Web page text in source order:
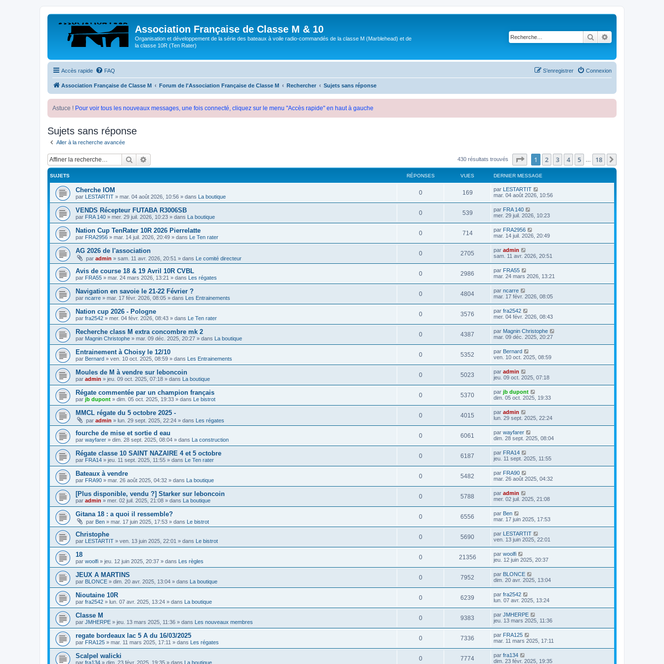
Association Française de Classe M & 10
Organisation et développement de la série des bateaux à voile radio-commandés de la classe M (Marblehead) et de
la classe 10R (Ten Rater)
Rechercher
Accès rapide FAQ Connexion
S’enregistrer
Association Française de Classe M Forum de l'Association Française de Classe M Rechercher Sujets sans réponse
Astuce ! Pour voir tous les nouveaux messages, une fois connecté, cliquez sur le menu "Accès rapide" en haut à gauche
Sujets sans réponse
Aller à la recherche avancée
Rechercher 430 résultats trouvés Page sur18
1 2 3 4 5 18
SUJETS RÉPONSES VUES DERNIER MESSAGE
Cherche IOM
par LESTARTIT » mar. 04 août 2026, 10:56 » dans La boutique
0 169 par LESTARTIT
mar. 04 août 2026, 10:56
VENDS Récepteur FUTABA R3006SB
par FRA 140 » mer. 29 juil. 2026, 10:23 » dans La boutique
0 539 par FRA 140
mer. 29 juil. 2026, 10:23
Nation Cup TenRater 10R 2026 Pierrelatte
par FRA2956 » mar. 14 juil. 2026, 20:49 » dans Le Ten rater
0 714 par FRA2956
mar. 14 juil. 2026, 20:49
AG 2026 de l'association
par admin » sam. 11 avr. 2026, 20:51 » dans Le comité directeur
0 2705 par admin
sam. 11 avr. 2026, 20:51
Avis de course 18 & 19 Avril 10R CVBL
par FRA55 » mar. 24 mars 2026, 13:21 » dans Les régates
0 2986 par FRA55
mar. 24 mars 2026, 13:21
Navigation en savoie le 21-22 Février ?
par ncarre » mar. 17 févr. 2026, 08:05 » dans Les Entrainements
0 4804 par ncarre
mar. 17 févr. 2026, 08:05
Nation cup 2026 - Pologne
par fra2542 » mer. 04 févr. 2026, 08:43 » dans Le Ten rater
0 3576 par fra2542
mer. 04 févr. 2026, 08:43
Recherche class M extra concombre mk 2
par Magnin Christophe » mar. 09 déc. 2025, 20:27 » dans La boutique
0 4387 par Magnin Christophe
mar. 09 déc. 2025, 20:27
Entrainement à Choisy le 12/10
par Bernard » ven. 10 oct. 2025, 08:59 » dans Les Entrainements
0 5352 par Bernard
ven. 10 oct. 2025, 08:59
Moules de M à vendre sur leboncoin
par admin » jeu. 09 oct. 2025, 07:18 » dans La boutique
0 5023 par admin
jeu. 09 oct. 2025, 07:18
Régate commentée par un champion français
par jb dupont » dim. 05 oct. 2025, 19:33 » dans Le bistrot
0 5370 par jb dupont
dim. 05 oct. 2025, 19:33
MMCL régate du 5 octobre 2025 -
par admin » lun. 29 sept. 2025, 22:24 » dans Les régates
0 4015 par admin
lun. 29 sept. 2025, 22:24
fourche de mise et sortie d eau
par wayfarer » dim. 28 sept. 2025, 08:04 » dans La construction
0 6061 par wayfarer
dim. 28 sept. 2025, 08:04
Régate classe 10 SAINT NAZAIRE 4 et 5 octobre
par FRA14 » jeu. 11 sept. 2025, 11:55 » dans Le Ten rater
0 6187 par FRA14
jeu. 11 sept. 2025, 11:55
Bateaux à vendre
par FRA90 » mar. 26 août 2025, 04:32 » dans La boutique
0 5482 par FRA90
mar. 26 août 2025, 04:32
[Plus disponible, vendu ?] Starker sur leboncoin
par admin » mer. 02 juil. 2025, 21:08 » dans La boutique
0 5788 par admin
mer. 02 juil. 2025, 21:08
Gitana 18 : a quoi il ressemble?
par Ben » mar. 17 juin 2025, 17:53 » dans Le bistrot
0 6556 par Ben
mar. 17 juin 2025, 17:53
Christophe
par LESTARTIT » ven. 13 juin 2025, 22:01 » dans Le bistrot
0 5690 par LESTARTIT
ven. 13 juin 2025, 22:01
18
par woolfi » jeu. 12 juin 2025, 20:37 » dans Les règles
0 21356 par woolfi
jeu. 12 juin 2025, 20:37
JEUX A MARTINS
par BLONCE » dim. 20 avr. 2025, 13:04 » dans La boutique
0 7952 par BLONCE
dim. 20 avr. 2025, 13:04
Nioutaine 10R
par fra2542 » lun. 07 avr. 2025, 13:24 » dans La boutique
0 6239 par fra2542
lun. 07 avr. 2025, 13:24
Classe M
par JMHERPE » jeu. 13 mars 2025, 11:36 » dans Les nouveaux membres
0 9383 par JMHERPE
jeu. 13 mars 2025, 11:36
regate bordeaux lac 5 A du 16/03/2025
par FRA125 » mar. 11 mars 2025, 17:11 » dans Les régates
0 7336 par FRA125
mar. 11 mars 2025, 17:11
Scalpel walicki
par fra134 » dim. 23 févr. 2025, 19:35 » dans La boutique
0 7774 par fra134
dim. 23 févr. 2025, 19:35